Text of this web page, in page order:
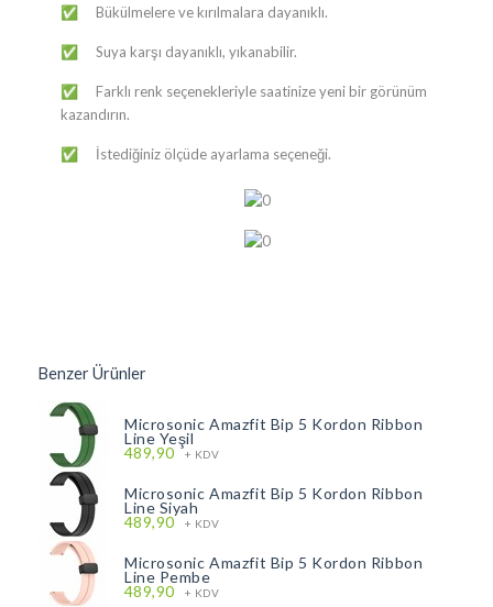
✅ ​​Bükülmelere ve kırılmalara dayanıklı.
✅ ​​Suya karşı dayanıklı, yıkanabilir.
✅ ​​Farklı renk seçenekleriyle saatinize yeni bir görünüm
kazandırın.
✅ ​​İstediğiniz ölçüde ayarlama seçeneği.
Benzer Ürünler
Microsonic Amazfit Bip 5 Kordon Ribbon
Line Yeşil
489,90 + KDV
Microsonic Amazfit Bip 5 Kordon Ribbon
Line Siyah
489,90 + KDV
Microsonic Amazfit Bip 5 Kordon Ribbon
Line Pembe
489,90 + KDV